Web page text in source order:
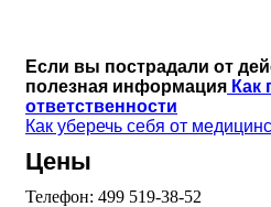
Если вы пострадали от
полезная информация Как
ответственности
Как уберечь себя от
Цены
Телефон: 499 519-38-52